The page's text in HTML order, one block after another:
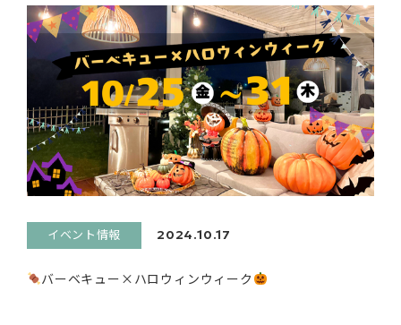
イベント情報 2024.10.17
バーベキュー×ハロウィンウィーク